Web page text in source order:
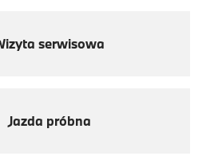
serwisowa
Jazda próbna